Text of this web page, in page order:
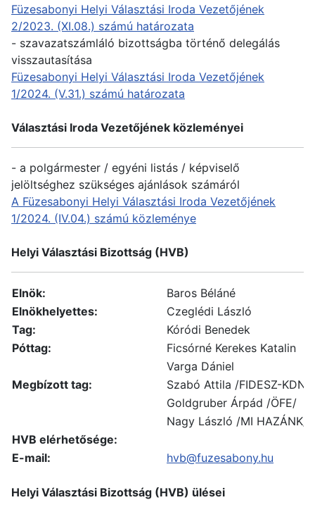
Füzesabonyi Helyi Választási Iroda Vezetőjének
2/2023. (XI.08.) számú határozata
- szavazatszámláló bizottságba történő delegálás
visszautasítása
Füzesabonyi Helyi Választási Iroda Vezetőjének
1/2024. (V.31.) számú határozata
Választási Iroda Vezetőjének közleményei
- a polgármester / egyéni listás / képviselő
jelöltséghez szükséges ajánlások számáról
A Füzesabonyi Helyi Választási Iroda Vezetőjének
1/2024. (IV.04.) számú közleménye
Helyi Választási Bizottság (HVB)
Elnök:
Baros Béláné
Elnökhelyettes:
Czeglédi László
Tag:
Kóródi Benedek
Póttag:
Ficsórné Kerekes Katalin
Varga Dániel
Megbízott tag:
Szabó Attila /FIDESZ-
Goldgruber Árpád /ÖFE/
Nagy László /MI HAZÁNK/
HVB elérhetősége:
E-mail:
hvb@fuzesabony.hu
Helyi Választási Bizottság (HVB) ülései